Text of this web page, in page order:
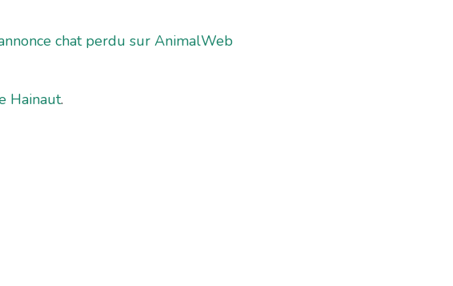
chat perdu sur AnimalWeb
Hainaut.